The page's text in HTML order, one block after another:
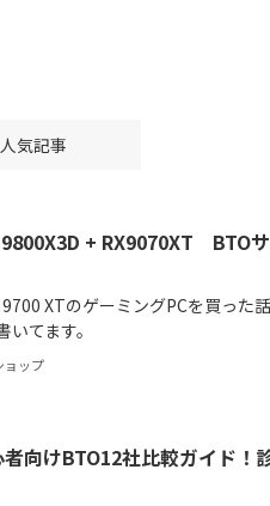
人気記事
+ RX9070XT BTO
XTのゲーミングPCを買った
てます。
ョップ
者向けBTO12社比較ガイド！